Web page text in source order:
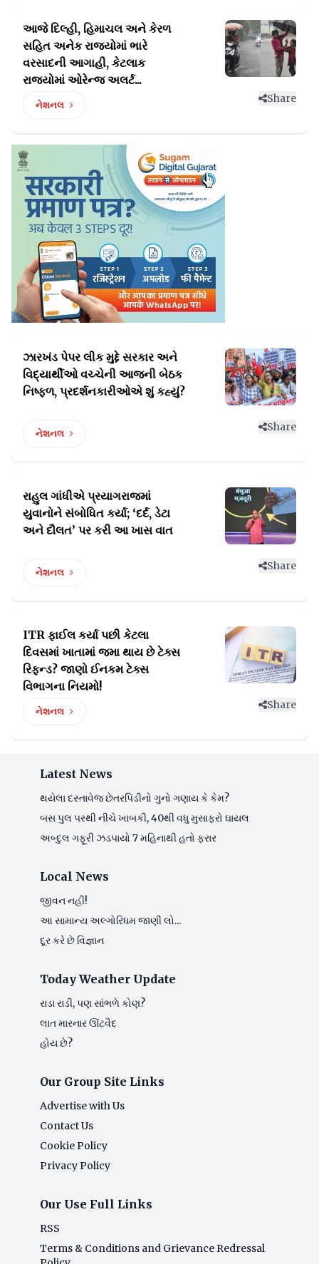
આજે દિલ્હી, હિમાચલ અને કેરળ
સહિત અનેક રાજ્યોમાં ભારે
વરસાદની આગાહી, કેટલાક
રાજ્યોમાં ઓરેન્જ અલર્ટ...
નેશનલ
Share
ઝારખંડ પેપર લીક મુદ્દે સરકાર અને
વિદ્યાર્થીઓ વચ્ચેની આજની બેઠક
નિષ્ફળ, પ્રદર્શનકારીઓએ શું કહ્યું?
નેશનલ
Share
રાહુલ ગાંધીએ પ્રયાગરાજમાં
યુવાનોને સંબોધિત કર્યા; ‘દર્દ, ડેટા
અને દૌલત’ પર કરી આ ખાસ વાત
નેશનલ
Share
ITR ફાઈલ કર્યા પછી કેટલા
દિવસમાં ખાતામાં જમા થાય છેટેક્સ
રિફન્ડ? જાણો ઈનકમ ટેક્સ
વિભાગના નિયમો!
નેશનલ
Share
Latest News
થયેલા દસ્તાવેજ છેતરપિંડીનો ગુનો ગણાય કે કેમ?
બસ પુલ પરથી નીચે ખાબકી, 40થી વધુ મુસાફરો ઘાયલ
અબ્દુલ ગફૂરી ઝડપાયો 7 મહિનાથી હતો ફરાર
Local News
જીવન નહીં!
આ સામાન્ય અલ્ગોરિધમ જાણી લો...
દૂર કરે છે વિજ્ઞાન
Today Weather Update
રાડા રાડી, પણ સાંભળે કોણ?
લાત મારનાર ઊંટવૈદ
હોય છે?
Our Group Site Links
Advertise with Us
Contact Us
Cookie Policy
Privacy Policy
Our Use Full Links
RSS
Terms & Conditions and Grievance Redressal